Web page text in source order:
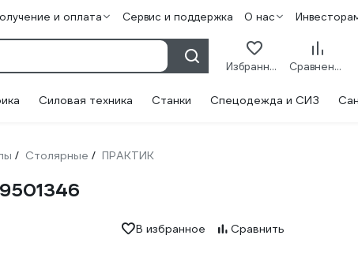
и оплата Сервис и поддержка О нас
Избранное Сравнение
Силовая техника Станки Спецодежда и СИЗ
/ Столярные / ПРАКТИК
В избранное Сравнить